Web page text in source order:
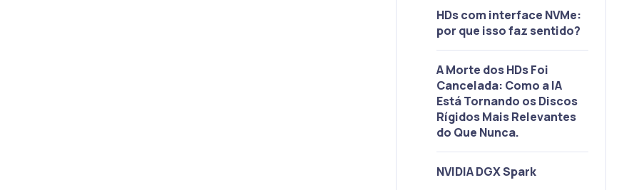
HDs com interface NVMe:
por que isso faz sentido?
A Morte dos HDs Foi
Cancelada: Como a IA
Está Tornando os Discos
Rígidos Mais Relevantes
do Que Nunca.
NVIDIA DGX Spark